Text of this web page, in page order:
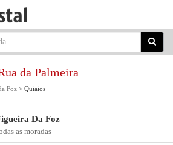
da Palmeira
Foz > Quiaios
Da Foz
as moradas